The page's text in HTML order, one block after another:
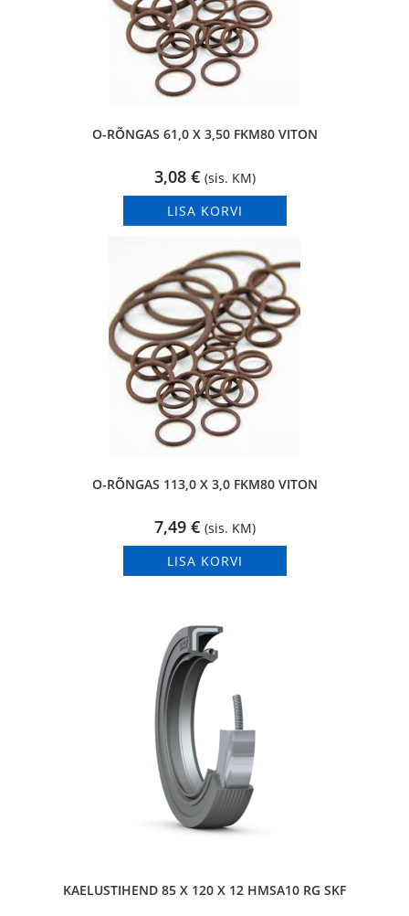
O-RÕNGAS 61,0 X 3,50 FKM80 VITON
3,08 € (sis. KM)
LISA KORVI
O-RÕNGAS 113,0 X 3,0 FKM80 VITON
7,49 € (sis. KM)
LISA KORVI
KAELUSTIHEND 85 X 120 X 12 HMSA10 RG SKF